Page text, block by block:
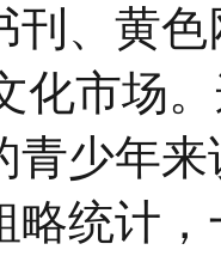
刊、黄
化市场
青少年
略统计